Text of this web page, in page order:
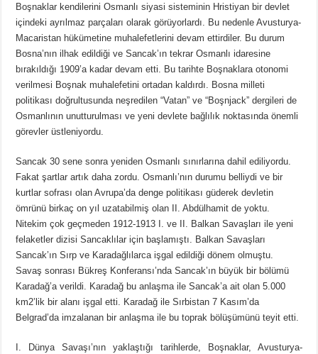
Boşnaklar kendilerini Osmanlı siyasi sisteminin Hristiyan bir devlet
içindeki ayrılmaz parçaları olarak görüyorlardı. Bu nedenle Avusturya-
Macaristan hükümetine muhalefetlerini devam ettirdiler. Bu durum
Bosna’nın ilhak edildiği ve Sancak’ın tekrar Osmanlı idaresine
bırakıldığı 1909’a kadar devam etti. Bu tarihte Boşnaklara otonomi
verilmesi Boşnak muhalefetini ortadan kaldırdı. Bosna milleti
politikası doğrultusunda neşredilen “Vatan” ve “Boşnjack” dergileri de
Osmanlının unutturulması ve yeni devlete bağlılık noktasında önemli
görevler üstleniyordu.
Sancak 30 sene sonra yeniden Osmanlı sınırlarına dahil ediliyordu.
Fakat şartlar artık daha zordu. Osmanlı’nın durumu belliydi ve bir
kurtlar sofrası olan Avrupa’da denge politikası güderek devletin
ömrünü birkaç on yıl uzatabilmiş olan II. Abdülhamit de yoktu.
Nitekim çok geçmeden 1912-1913 I. ve II. Balkan Savaşları ile yeni
felaketler dizisi Sancaklılar için başlamıştı. Balkan Savaşları
Sancak’ın Sırp ve Karadağlılarca işgal edildiği dönem olmuştu.
Savaş sonrası Bükreş Konferansı’nda Sancak’ın büyük bir bölümü
Karadağ’a verildi. Karadağ bu anlaşma ile Sancak’a ait olan 5.000
km2’lik bir alanı işgal etti. Karadağ ile Sırbistan 7 Kasım’da
Belgrad’da imzalanan bir anlaşma ile bu toprak bölüşümünü teyit etti.
I. Dünya Savaşı’nın yaklaştığı tarihlerde, Boşnaklar, Avusturya-